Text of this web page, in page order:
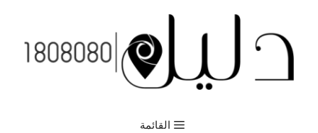
المحتوى
القائمة